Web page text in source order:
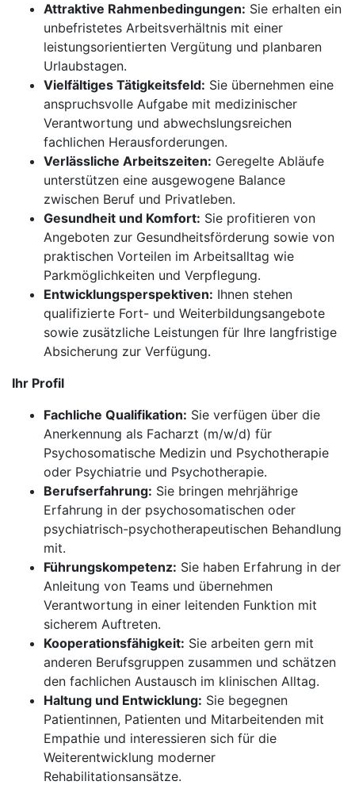
Attraktive Rahmenbedingungen: Sie erhalten ein
unbefristetes Arbeitsverhältnis mit einer
leistungsorientierten Vergütung und planbaren
Urlaubstagen.
Vielfältiges Tätigkeitsfeld: Sie übernehmen eine
anspruchsvolle Aufgabe mit medizinischer
Verantwortung und abwechslungsreichen
fachlichen Herausforderungen.
Verlässliche Arbeitszeiten: Geregelte Abläufe
unterstützen eine ausgewogene Balance
zwischen Beruf und Privatleben.
Gesundheit und Komfort: Sie profitieren von
Angeboten zur Gesundheitsförderung sowie von
praktischen Vorteilen im Arbeitsalltag wie
Parkmöglichkeiten und Verpflegung.
Entwicklungsperspektiven: Ihnen stehen
qualifizierte Fort- und Weiterbildungsangebote
sowie zusätzliche Leistungen für Ihre langfristige
Absicherung zur Verfügung.
Ihr Profil
Fachliche Qualifikation: Sie verfügen über die
Anerkennung als Facharzt (m/w/d) für
Psychosomatische Medizin und Psychotherapie
oder Psychiatrie und Psychotherapie.
Berufserfahrung: Sie bringen mehrjährige
Erfahrung in der psychosomatischen oder
psychiatrisch-psychotherapeutischen Behandlung
mit.
Führungskompetenz: Sie haben Erfahrung in der
Anleitung von Teams und übernehmen
Verantwortung in einer leitenden Funktion mit
sicherem Auftreten.
Kooperationsfähigkeit: Sie arbeiten gern mit
anderen Berufsgruppen zusammen und schätzen
den fachlichen Austausch im klinischen Alltag.
Haltung und Entwicklung: Sie begegnen
Patientinnen, Patienten und Mitarbeitenden mit
Empathie und interessieren sich für die
Weiterentwicklung moderner
Rehabilitationsansätze.